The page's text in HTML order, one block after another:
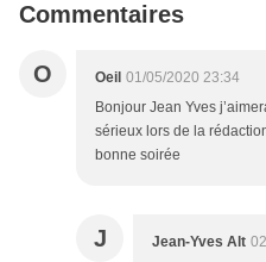
Commentaires
O Oeil 01/05/2020 23:34
Bonjour Jean Yves
sérieux lors de la
bonne soirée
J Jean-Yves Alt